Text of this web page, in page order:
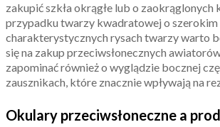
zakupić szkła okrągłe lub o zaokrąglonych
przypadku twarzy kwadratowej o
charakterystycznych rysach twarzy warto
się na zakup przeciwsłonecznych
zapominać również o wyglądzie bocznej
zausznikach, które znacznie wpływają na
Okulary przeciwsłoneczne a